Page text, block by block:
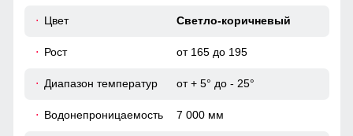
Цвет Светло-коричневый
Рост от 165 до 195
Диапазон температур от + 5° до - 25°
Водонепроницаемость 7 000 мм